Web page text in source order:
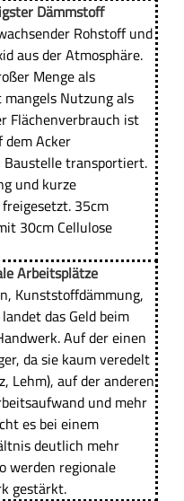
Dämmstoff
Rohstoff und
aus der Atmosphäre.
Menge als
Nutzung als
Flächenverbrauch ist
dem Acker
Baustelle transportiert.
und kurze
35cm
30cm Cellulose
Arbeitsplätze
Kunststoffdämmung,
das Geld beim
Auf der einen
da sie kaum veredelt
Lehm), auf der anderen
und mehr
es bei einem
deutlich mehr
werden regionale
gestärkt.